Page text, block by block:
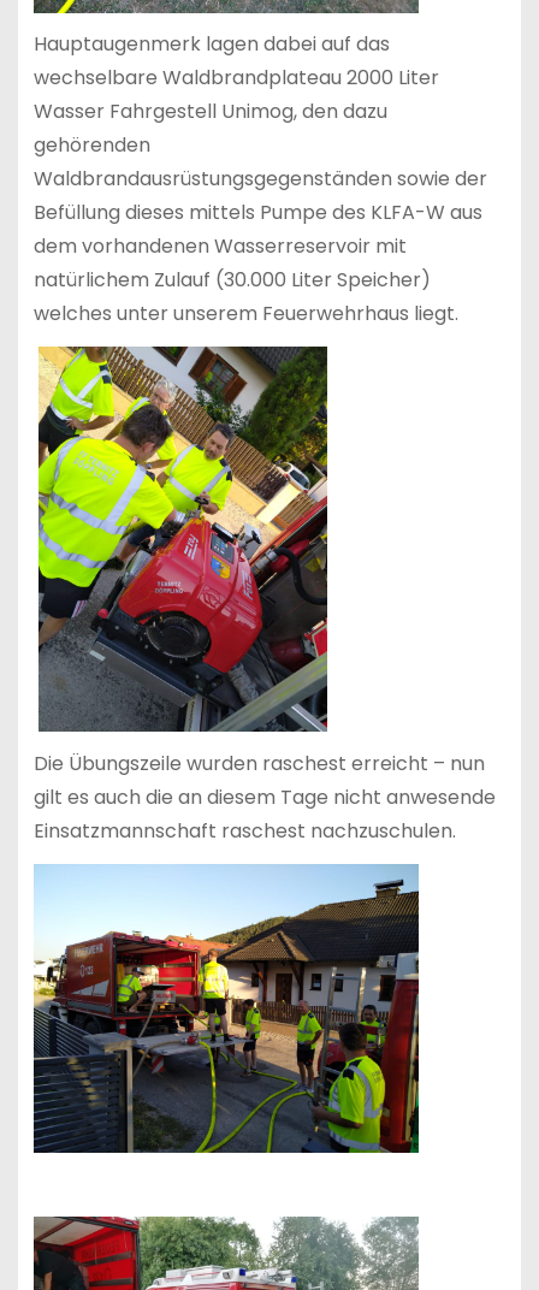
Hauptaugenmerk lagen dabei auf das
wechselbare Waldbrandplateau 2000 Liter
Wasser Fahrgestell Unimog, den dazu
gehörenden
Waldbrandausrüstungsgegenständen sowie der
Befüllung dieses mittels Pumpe des KLFA-W aus
dem vorhandenen Wasserreservoir mit
natürlichem Zulauf (30.000 Liter Speicher)
welches unter unserem Feuerwehrhaus liegt.
Die Übungszeile wurden raschest erreicht – nun
gilt es auch die an diesem Tage nicht anwesende
Einsatzmannschaft raschest nachzuschulen.